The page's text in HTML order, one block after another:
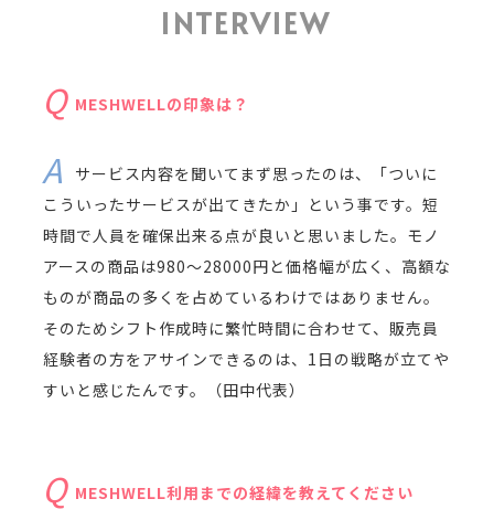
INTERVIEW
MESHWELLの印象は？
サービス内容を聞いてまず思ったのは、「ついに
こういったサービスが出てきたか」という事です。短
時間で人員を確保出来る点が良いと思いました。モノ
アースの商品は980〜28000円と価格幅が広く、高額な
ものが商品の多くを占めているわけではありません。
そのためシフト作成時に繁忙時間に合わせて、販売員
経験者の方をアサインできるのは、1日の戦略が立てや
すいと感じたんです。（田中代表）
MESHWELL利用までの経緯を教えてください